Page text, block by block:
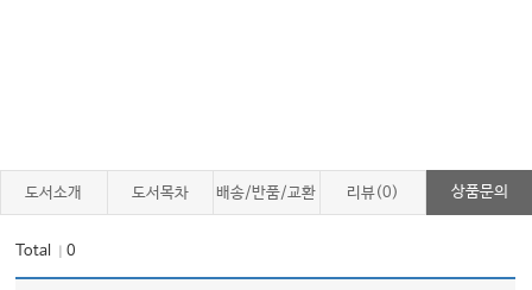
도서소개 도서목차 배송/반품/교환 리뷰(0) 상품문의
Total ｜0